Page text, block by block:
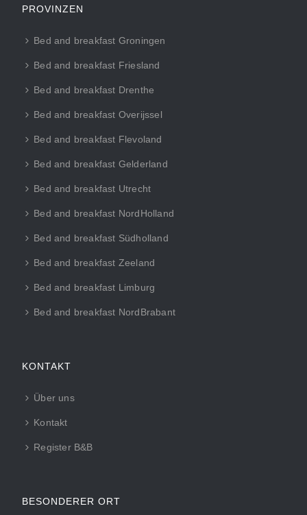
PROVINZEN
Bed and breakfast Groningen
Bed and breakfast Friesland
Bed and breakfast Drenthe
Bed and breakfast Overijssel
Bed and breakfast Flevoland
Bed and breakfast Gelderland
Bed and breakfast Utrecht
Bed and breakfast NordHolland
Bed and breakfast Südholland
Bed and breakfast Zeeland
Bed and breakfast Limburg
Bed and breakfast NordBrabant
KONTAKT
Über uns
Kontakt
Register B&B
BESONDERER ORT